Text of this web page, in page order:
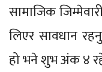
सामाजिक
लिएर सावधान
हो भने शुभ अंक ४